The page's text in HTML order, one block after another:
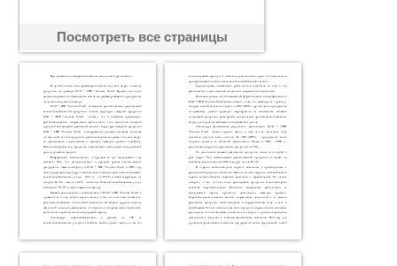
Посмотреть все страницы